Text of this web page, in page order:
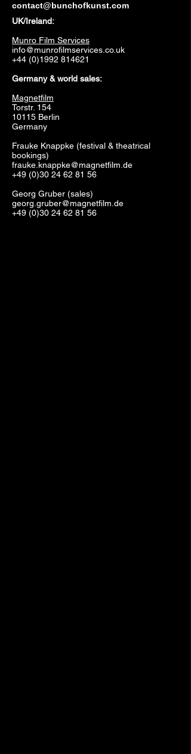
contact@bunchofkunst.com
UK/Ireland:
Munro Film Services
info@munrofilmservices.co.uk
+44 (0)1992 814621
Germany & world sales:
Magnetfilm
Torstr. 154
10115 Berlin
Germany
Frauke Knappke (festival & theatrical
bookings)
frauke.knappke@magnetfilm.de
+49 (0)30 24 62 81 56
Georg Gruber (sales)
georg.gruber@magnetfilm.de
+49 (0)30 24 62 81 56